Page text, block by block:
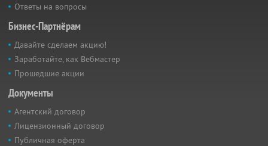
Ответы на вопросы
Бизнес-Партнёрам
Давайте сделаем акцию!
Заработайте, как Вебмастер
Прошедшие акции
Документы
Агентский договор
Лицензионный договор
Публичная оферта